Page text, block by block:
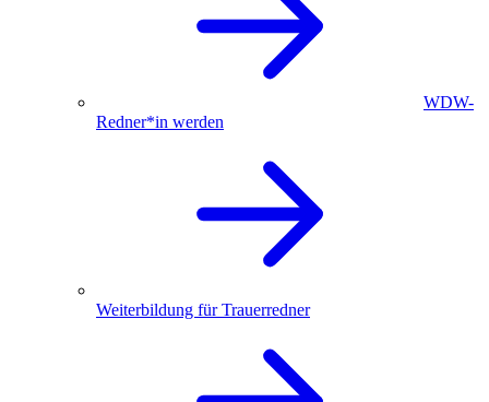
WDW-
Redner*in werden
Weiterbildung für Trauerredner